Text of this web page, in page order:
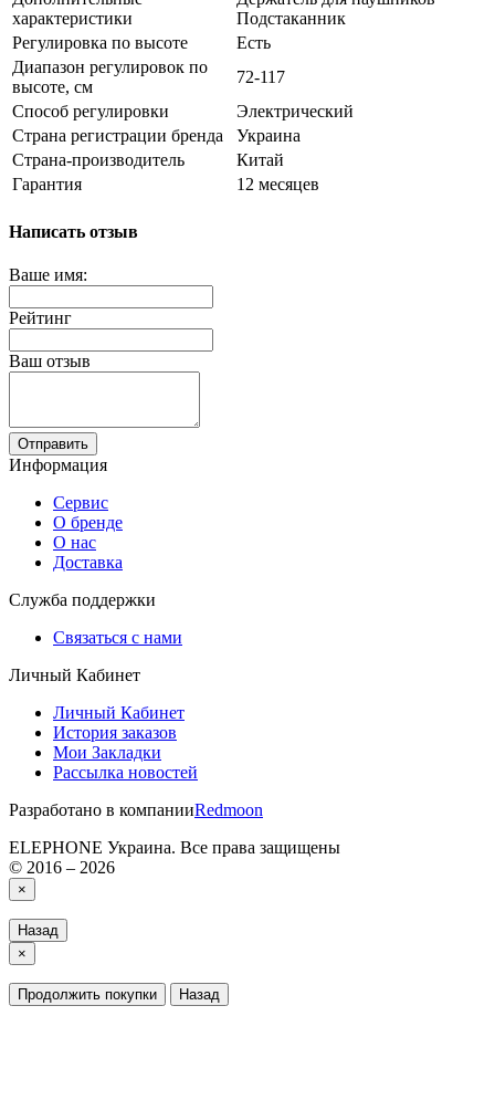
характеристики
Подстаканник
Регулировка по высоте
Есть
Диапазон регулировок по
высоте, см
72-117
Способ регулировки
Электрический
Страна регистрации бренда
Украина
Страна-производитель
Китай
Гарантия
12 месяцев
Написать отзыв
Ваше имя:
Рейтинг
Ваш отзыв
Отправить
Информация
Сервис
О бренде
О нас
Доставка
Служба поддержки
Связаться с нами
Личный Кабинет
Личный Кабинет
История заказов
Мои Закладки
Рассылка новостей
Разработано в компанииRedmoon
ELEPHONE Украина. Все права защищены
© 2016 – 2026
×
Назад
×
Продолжить покупки Назад